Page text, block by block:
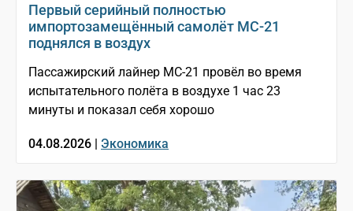
Первый серийный полностью
импортозамещённый самолёт МС-21
поднялся в воздух
Пассажирский лайнер МС-21 провёл во время
испытательного полёта в воздухе 1 час 23
минуты и показал себя хорошо
04.08.2026 | Экономика